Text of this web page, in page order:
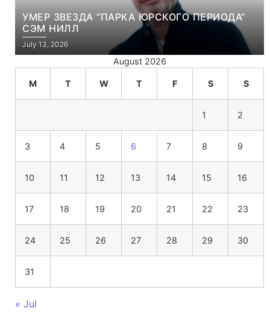
УМЕР ЗВЕЗДА “ПАРКА ЮРСКОГО ПЕРИОДА”
СЭМ НИЛЛ
July 13, 2026
August 2026
M T W T F S S
1 2
3 4 5 6 7 8 9
10 11 12 13 14 15 16
17 18 19 20 21 22 23
24 25 26 27 28 29 30
31
« Jul